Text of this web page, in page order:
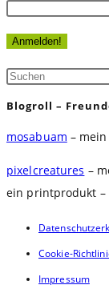
Blogroll –
mosabuam –
pixelcreatures –
ein printprodukt –
Cookie-
Impressum